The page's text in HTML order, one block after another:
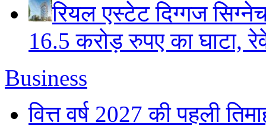
रियल एस्टेट दिग्गज
16.5 करोड़ रुपए का घाटा,
Business
वित्त वर्ष 2027 की पहली